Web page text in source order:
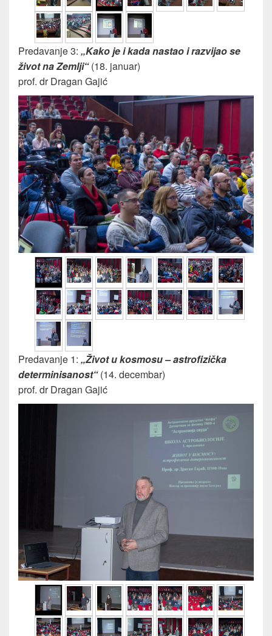
Predavanje 3: „Kako je i kada nastao i razvijao se
život na Zemlji“(18. januar)
prof. dr Dragan Gajić
Predavanje 1: „Život u kosmosu – astrofizička
determinisanost“(14. decembar)
prof. dr Dragan Gajić